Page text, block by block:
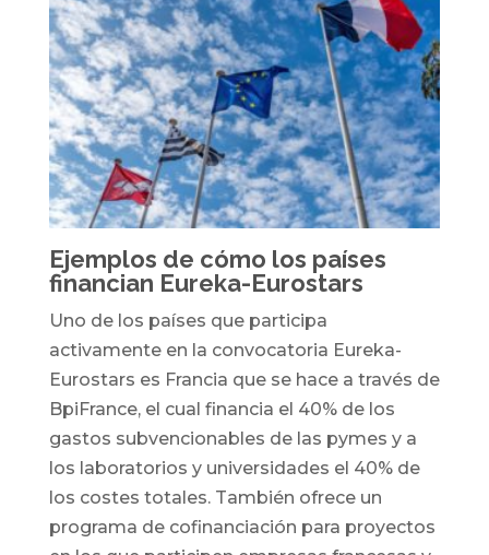
Ejemplos de cómo los países
financian Eureka-Eurostars
Uno de los países que participa
activamente en la convocatoria Eureka-
Eurostars es Francia que se hace a través de
BpiFrance, el cual financia el 40% de los
gastos subvencionables de las pymes y a
los laboratorios y universidades el 40% de
los costes totales. También ofrece un
programa de cofinanciación para proyectos